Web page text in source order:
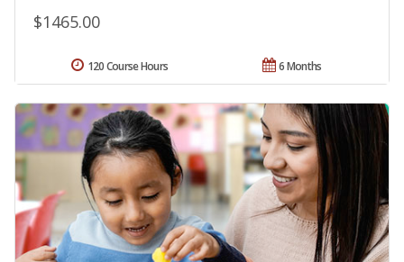
$1465.00
6 Months
120 Course Hours